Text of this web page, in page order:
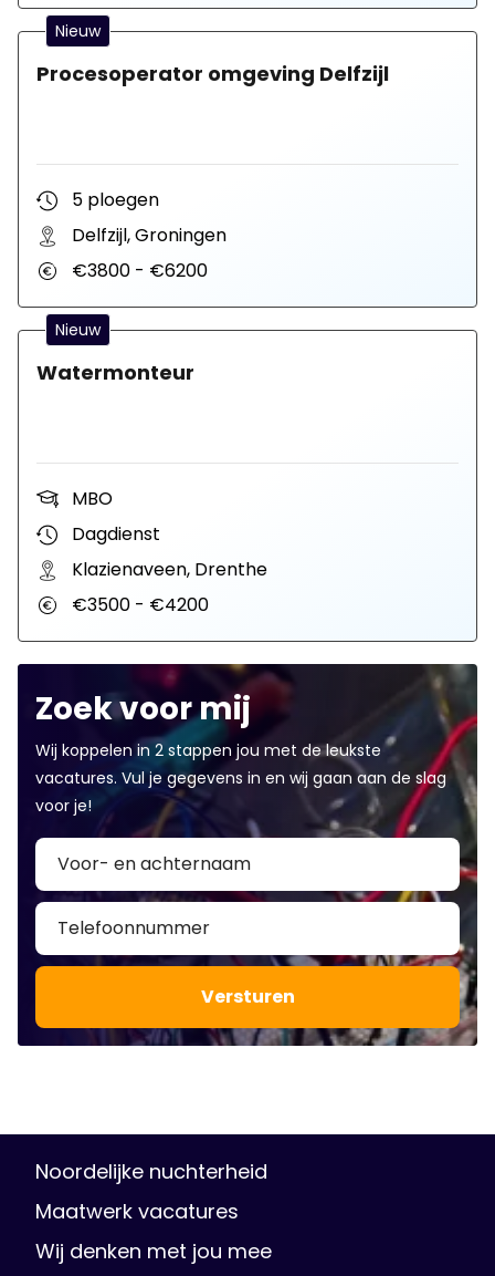
Nieuw
Procesoperator omgeving Delfzijl
5 ploegen
Delfzijl, Groningen
€3800 - €6200
Nieuw
Watermonteur
MBO
Dagdienst
Klazienaveen, Drenthe
€3500 - €4200
Zoek voor mij
Wij koppelen in 2 stappen jou met de leukste
vacatures. Vul je gegevens in en wij gaan aan de slag
voor je!
Noordelijke nuchterheid
Maatwerk vacatures
Wij denken met jou mee